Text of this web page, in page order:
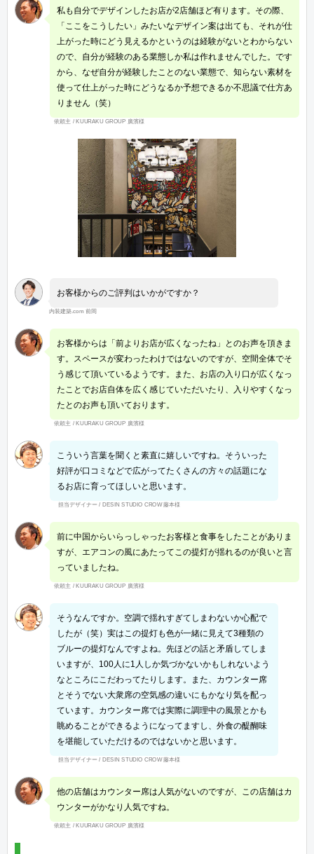
私も自分でデザインしたお店が2店舗ほど有ります。その際、
「ここをこうしたい」みたいなデザイン案は出ても、それが仕
上がった時にどう見えるかというのは経験がないとわからない
ので、自分が経験のある業態しか私は作れませんでした。です
から、なぜ自分が経験したことのない業態で、知らない素材を
使って仕上がった時にどうなるか予想できるか不思議で仕方あ
りません（笑）
依頼主 / KUURAKU GROUP 廣濱様
お客様からのご評判はいかがですか？
内装建築.com 前岡
お客様からは「前よりお店が広くなったね」とのお声を頂きま
す。スペースが変わったわけではないのですが、空間全体でそ
う感じて頂いているようです。また、お店の入り口が広くなっ
たことでお店自体を広く感じていただいたり、入りやすくなっ
たとのお声も頂いております。
依頼主 / KUURAKU GROUP 廣濱様
こういう言葉を聞くと素直に嬉しいですね。そういった
好評が口コミなどで広がってたくさんの方々の話題にな
るお店に育ってほしいと思います。
担当デザイナー / DESIN STUDIO CROW 藤本様
前に中国からいらっしゃったお客様と食事をしたことがありま
すが、エアコンの風にあたってこの提灯が揺れるのが良いと言
っていましたね。
依頼主 / KUURAKU GROUP 廣濱様
そうなんですか。空調で揺れすぎてしまわないか心配で
したが（笑）実はこの提灯も色が一緒に見えて3種類の
ブルーの提灯なんですよね。先ほどの話と矛盾してしま
いますが、100人に1人しか気づかないかもしれないよう
なところにこだわってたりします。また、カウンター席
とそうでない大衆席の空気感の違いにもかなり気を配っ
ています。カウンター席では実際に調理中の風景とかも
眺めることができるようになってますし、外食の醍醐味
を堪能していただけるのではないかと思います。
担当デザイナー / DESIN STUDIO CROW 藤本様
他の店舗はカウンター席は人気がないのですが、この店舗はカ
ウンターがかなり人気ですね。
依頼主 / KUURAKU GROUP 廣濱様